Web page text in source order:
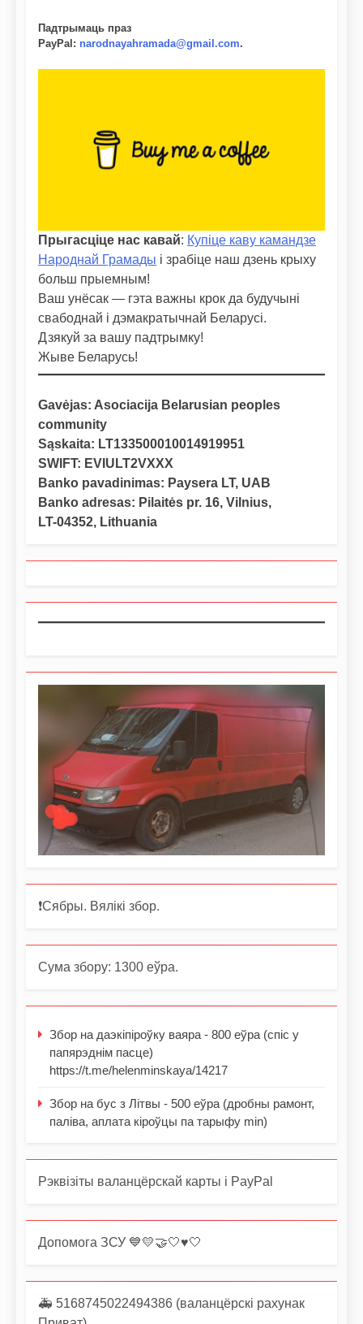
Падтрымаць праз
PayPal : narodnayahramada@gmail.com.
Прыгасціце нас кавай: Купіце каву камандзе
Народнай Грамады і зрабіце наш дзень крыху
больш прыемным!
Ваш унёсак — гэта важны крок да будучыні
свабоднай і дэмакратычнай Беларусі.
Дзякуй за вашу падтрымку!
Жыве Беларусь!
Gavėjas: Asociacija Belarusian peoples
community
Sąskaita: LT133500010014919951
SWIFT: EVIULT2VXXX
Banko pavadinimas: Paysera LT, UAB
Banko adresas: Pilaitės pr. 16, Vilnius,
LT-04352, Lithuania
❗️Сябры. Вялікі збор.
Сума збору: 1300 еўра.
Збор на даэкіпіроўку ваяра - 800 еўра (спіс у
папярэднім пасце)
https://t.me/helenminskaya/14217
Збор на бус з Літвы - 500 еўра (дробны рамонт,
паліва, аплата кіроўцы па тарыфу min)
Рэквізіты валанцёрскай карты і PayPal
Допомога ЗСУ 💙💛🤝🤍♥️🤍
🚑 5168745022494386 (валанцёрскі рахунак